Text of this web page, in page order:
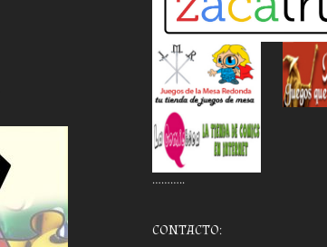
………..
CONTACTO: